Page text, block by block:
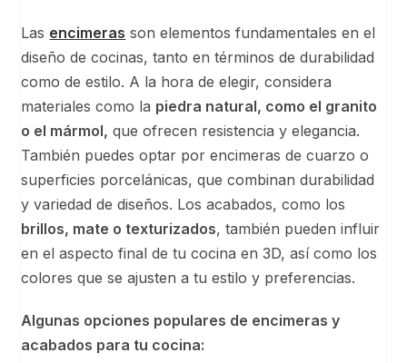
Las encimeras son elementos fundamentales en el
diseño de cocinas, tanto en términos de durabilidad
como de estilo. A la hora de elegir, considera
materiales como la piedra natural, como el granito
o el mármol, que ofrecen resistencia y elegancia.
También puedes optar por encimeras de cuarzo o
superficies porcelánicas, que combinan durabilidad
y variedad de diseños. Los acabados, como los
brillos, mate o texturizados, también pueden influir
en el aspecto final de tu cocina en 3D, así como los
colores que se ajusten a tu estilo y preferencias.
Algunas opciones populares de encimeras y
acabados para tu cocina: